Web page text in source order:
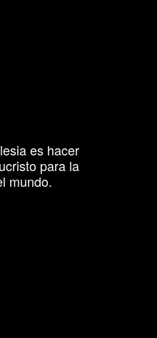
es hacer
para la
mundo.